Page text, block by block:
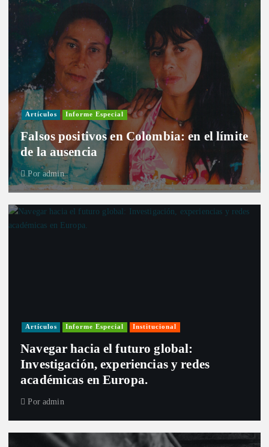
Artículos Informe Especial
Falsos positivos en Colombia: en el límite
de la ausencia
Por admin
Artículos Informe Especial Institucional
Navegar hacia el futuro global:
Investigación, experiencias y redes
académicas en Europa.
Por admin